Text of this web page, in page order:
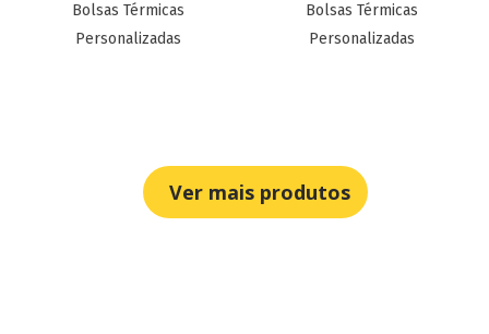
Bolsas Térmicas
Personalizadas
Bolsas Térmicas
Personalizadas
Ver mais produtos